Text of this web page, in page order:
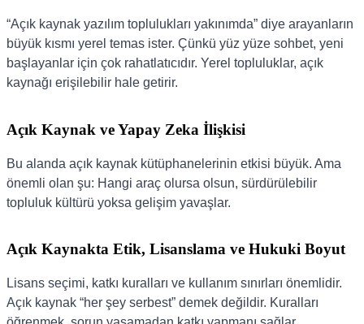
“Açık kaynak yazılım toplulukları yakınımda” diye arayanların
büyük kısmı yerel temas ister. Çünkü yüz yüze sohbet, yeni
başlayanlar için çok rahatlatıcıdır. Yerel topluluklar, açık
kaynağı erişilebilir hale getirir.
Açık Kaynak ve Yapay Zeka İlişkisi
Bu alanda açık kaynak kütüphanelerinin etkisi büyük. Ama
önemli olan şu: Hangi araç olursa olsun, sürdürülebilir
topluluk kültürü yoksa gelişim yavaşlar.
Açık Kaynakta Etik, Lisanslama ve Hukuki Boyut
Lisans seçimi, katkı kuralları ve kullanım sınırları önemlidir.
Açık kaynak “her şey serbest” demek değildir. Kuralları